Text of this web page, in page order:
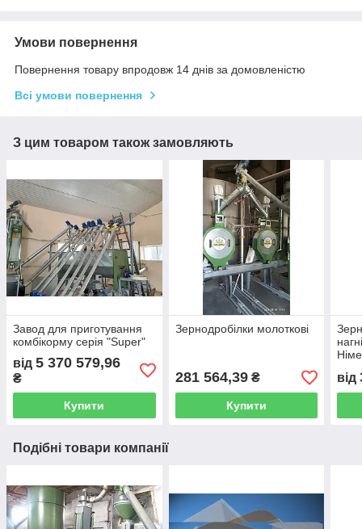
Умови повернення
Повернення товару впродовж 14 днів за домовленістю
Всі умови повернення
З цим товаром також замовляють
Завод для приготування
комбікорму cерія "Super"
від 5 370 579,96
₴
Купити
Зернодробілки молоткові
281 564,39₴
Купити
від
Подібні товари компанії